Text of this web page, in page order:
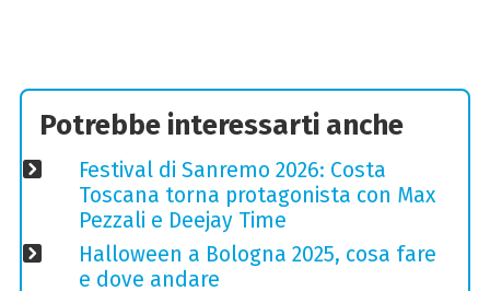
Potrebbe interessarti anche
Festival di Sanremo 2026: Costa
Toscana torna protagonista con Max
Pezzali e Deejay Time
Halloween a Bologna 2025, cosa fare
e dove andare